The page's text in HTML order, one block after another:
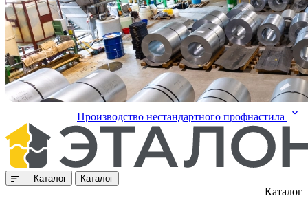
Производство нестандартного профнастила
Каталог Каталог
Каталог